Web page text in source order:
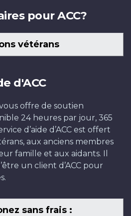
pour ACC?
vétérans
d'ACC
offre de soutien
24 heures par jour, 365
d’aide d’ACC est offert
aux anciens membres
famille et aux aidants. Il
un client d’ACC pour
sans frais :